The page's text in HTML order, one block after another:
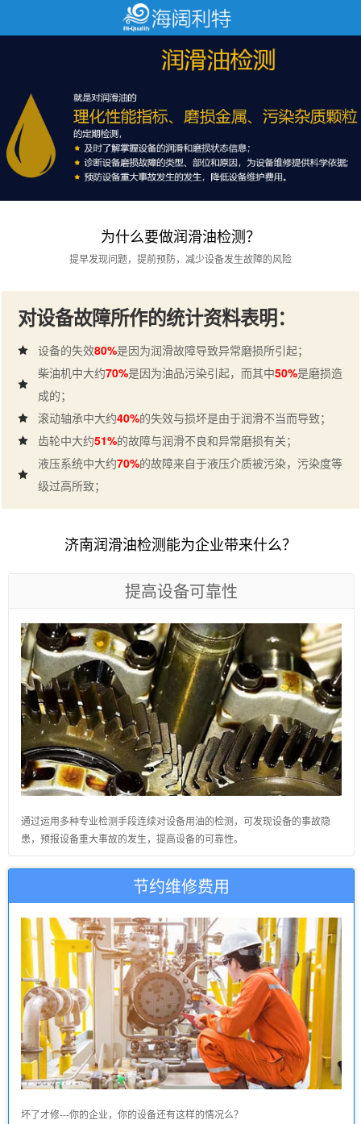
为什么要做润滑油检测？
提早发现问题，提前预防，减少设备发生故障的风险
对设备故障所作的统计资料表明：
设备的失效80%是因为润滑故障导致异常磨损所引起；
柴油机中大约70%是因为油品污染引起，而其中50%是磨损造
成的；
滚动轴承中大约40%的失效与损坏是由于润滑不当而导致；
齿轮中大约51%的故障与润滑不良和异常磨损有关；
液压系统中大约70%的故障来自于液压介质被污染，污染度等
级过高所致；
济南润滑油检测能为企业带来什么？
提高设备可靠性
通过运用多种专业检测手段连续对设备用油的检测，可发现设备的事故隐
患，预报设备重大事故的发生，提高设备的可靠性。
节约维修费用
坏了才修---你的企业，你的设备还有这样的情况么？